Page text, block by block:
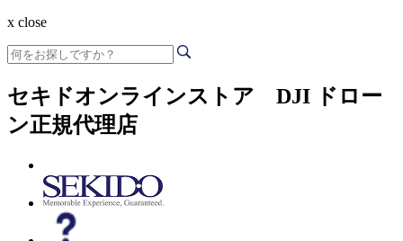
x close
セキドオンラインストア DJI ドロー
ン正規代理店